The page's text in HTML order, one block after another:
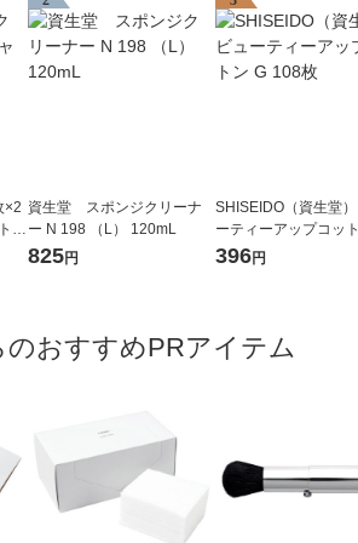
×2
ン
資生堂 スポンジクリーナ
ー N 198 （L） 120mL
825円
SHISEIDO（資生堂
ーティーアップコッ
08枚
396円
のおすすめPRアイテム